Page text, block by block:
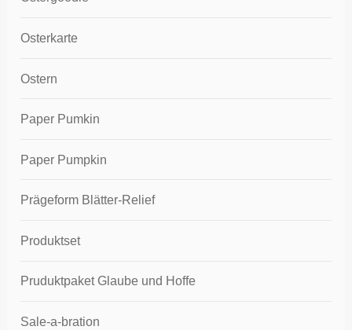
Osterkarte
Ostern
Paper Pumkin
Paper Pumpkin
Prägeform Blätter-Relief
Produktset
Pruduktpaket Glaube und Hoffe
Sale-a-bration